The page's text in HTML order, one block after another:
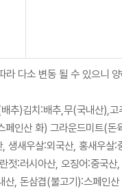
라 다소 변동 될 수 있으니
추)김치:배추,무(국내산),
페인산 화) 그라운드미트(
생새우살:외국산, 홍새우살
젓:러시아산, 오징어:중국산
산, 돈삼겹(불고기):스페인산